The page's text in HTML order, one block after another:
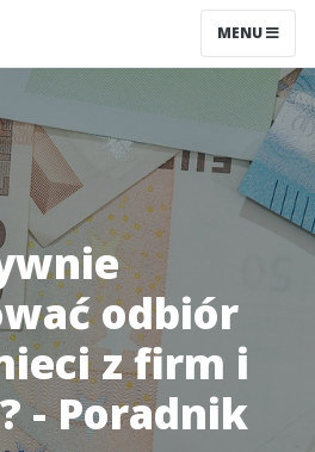
MENU
odbiór
z firm i
- Poradnik